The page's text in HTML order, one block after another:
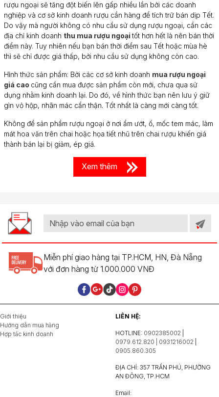
rượu ngoại sẽ tăng đột biến lên gấp nhiều lần bởi các doanh
nghiệp và cơ sở kinh doanh rượu cần hàng để tích trữ bán dịp Tết.
Do vậy mà người không có nhu cầu sử dụng rượu ngoại, cần các
địa chỉ kinh doanh thu mua rượu ngoạitốt hơn hết là nên bán thời
điểm này. Tuy nhiên nếu bạn bán thời điểm sau Tết hoặc mùa hè
thì sẽ chỉ được giá thấp, bởi nhu cầu sử dụng không còn cao.
Hình thức sản phẩm: Bởi các cơ sở kinh doanh mua rượu ngoại
giá cao cũng cần mua được sản phẩm còn mới, chưa qua sử
dụng nhằm kinh doanh lại. Do đó, về hình thức bạn nên lưu ý giữ
gìn vỏ hộp, nhãn mác cẩn thận. Tốt nhất là càng mới càng tốt.
Không để sản phẩm rượu ngoại ở nơi ẩm ướt, ố, mốc tem mác, làm
mát hoa văn trên chai hoặc họa tiết nhũ trên chai rượu khiến giá
thành bán lại bị giảm, ép giá.
Xem thêm
Miễn phí giao hàng tại TP.HCM, HN, Đà Nẵng
với đơn hàng từ 1.000.000 VNĐ
Giới thiệu
Hướng dẫn mua hàng
Hợp tác kinh doanh
LIÊN HỆ:
HOTLINE: 0902385002
0979.612.820 | 0931216002
0905.860.305
ĐỊA CHỈ: 357 TRẦN PHÚ, PHƯỜNG
AN ĐÔNG, TP.HCM
Email: